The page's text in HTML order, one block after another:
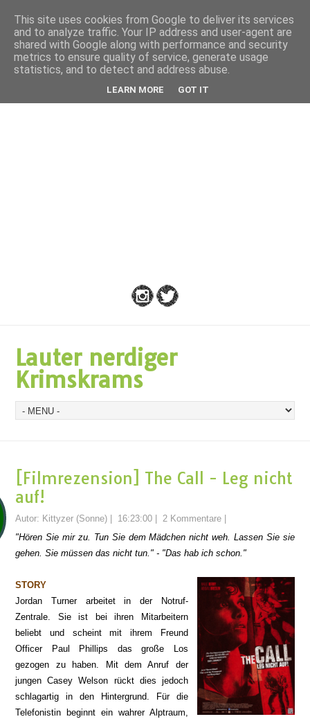
Back
Down
Lauter nerdiger
Krimskrams
[Filmrezension] The Call - Leg nicht
auf!
Autor: Kittyzer (Sonne) 16:23:00 |2 Kommentare
"Hören Sie mir zu. Tun Sie dem Mädchen nicht weh. Lassen Sie sie
gehen. Sie müssen das nicht tun." - "Das hab ich schon."
STORY
Jordan Turner arbeitet in der Notruf-
Zentrale. Sie ist bei ihren Mitarbeitern
beliebt und scheint mit ihrem Freund
Officer Paul Phillips das große Los
gezogen zu haben. Mit dem Anruf der
jungen Casey Welson rückt dies jedoch
schlagartig in den Hintergrund. Für die
Telefonistin beginnt ein wahrer Alptraum,
This site uses cookies from Google to deliver its services
and to analyze traffic. Your IP address and user-agent are
shared with Google along with performance and security
metrics to ensure quality of service, generate usage
statistics, and to detect and address abuse.
LEARN MORE GOT IT